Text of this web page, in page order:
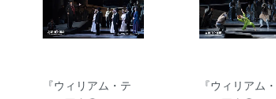
『ウィリアム・テ
『ウィリアム